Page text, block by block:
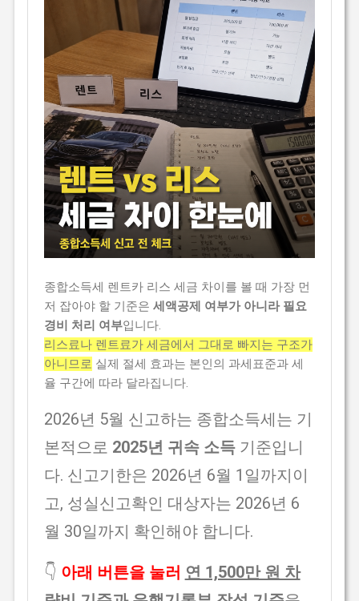
종합소득세 렌트카 리스 세금 차이를 볼 때 가장 먼
저 잡아야 할 기준은 세액공제 여부가 아니라 필요
경비 처리 여부입니다.
리스료나 렌트료가 세금에서 그대로 빠지는 구조가
아니므로 실제 절세 효과는 본인의 과세표준과 세
율 구간에 따라 달라집니다.
2026년 5월 신고하는 종합소득세는 기
본적으로 2025년 귀속 소득기준입니
다. 신고기한은 2026년 6월 1일까지이
고, 성실신고확인 대상자는 2026년 6
월 30일까지 확인해야 합니다.
👇 아래 버튼을 눌러 연 1,500만 원 차